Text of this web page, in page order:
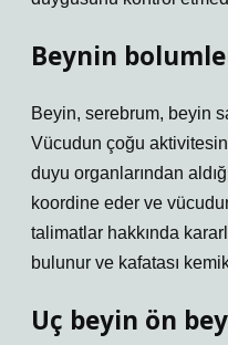
Beynin
Beyin, serebrum, beyin
Vücudun çoğu
duyu organlarından
koordine eder ve
talimatlar hakkında
bulunur ve kafatası
Uç beyin ön